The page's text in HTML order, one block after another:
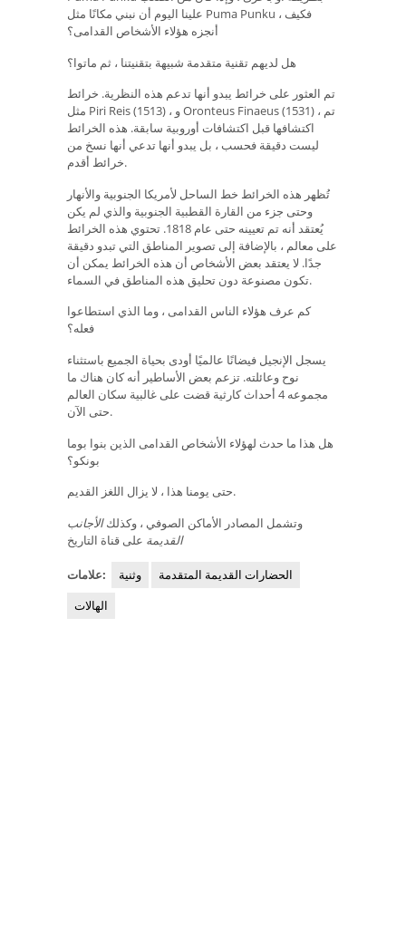
علينا اليوم أن نبني مكانًا مثل Puma Punku ، فكيف
أنجزه هؤلاء الأشخاص القدامى؟
هل لديهم تقنية متقدمة شبيهة بتقنيتنا ، ثم ماتوا؟
تم العثور على خرائط يبدو أنها تدعم هذه النظرية. خرائط
مثل Piri Reis (1513) ، و Oronteus Finaeus (1531) ، تم
اكتشافها قبل اكتشافات أوروبية سابقة. هذه الخرائط
ليست دقيقة فحسب ، بل يبدو أنها تدعي أنها نسخ من
خرائط أقدم.
تُظهر هذه الخرائط خط الساحل لأمريكا الجنوبية والأنهار
وحتى جزء من القارة القطبية الجنوبية والذي لم يكن
يُعتقد أنه تم تعيينه حتى عام 1818. تحتوي هذه الخرائط
على معالم ، بالإضافة إلى تصوير المناطق التي تبدو دقيقة
جدًا. لا يعتقد بعض الأشخاص أن هذه الخرائط يمكن أن
تكون مصنوعة دون تحليق هذه المناطق في السماء.
كم عرف هؤلاء الناس القدامى ، وما الذي استطاعوا
فعله؟
يسجل الإنجيل فيضانًا عالميًا أودى بحياة الجميع باستثناء
نوح وعائلته. تزعم بعض الأساطير أنه كان هناك ما
مجموعه 4 أحداث كارثية قضت على غالبية سكان العالم
حتى الآن.
هل هذا ما حدث لهؤلاء الأشخاص القدامى الذين بنوا بوما
بونكو؟
حتى يومنا هذا ، لا يزال اللغز القديم.
وتشمل المصادر الأماكن الصوفي ، وكذلكالأجانب
القديمة على قناة التاريخ
علامات: وثنية
الحضارات القديمة المتقدمة
الهالات